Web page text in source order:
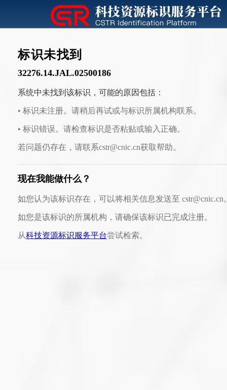
标识未找到
32276.14.JAL.02500186
系统中未找到该标识，可能的原因包括：
• 标识未注册。请稍后再试或与标识所属机构联系。
• 标识错误。请检查标识是否粘贴或输入正确。
若问题仍存在，请联系cstr@cnic.cn获取帮助。
现在我能做什么？
如您认为该标识存在，可以将相关信息发送至 cstr@cnic.cn
如您是该标识的所属机构，请确保该标识已完成注册。
从科技资源标识服务平台尝试检索。